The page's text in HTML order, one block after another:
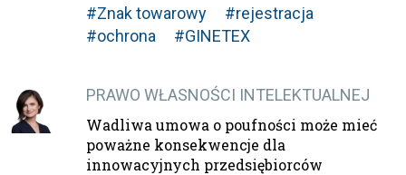
#Znak towarowy
#rejestracja
#ochrona
#GINETEX
PRAWO WŁASNOŚCI INTELEKTUALNEJ
Wadliwa umowa o poufności może mieć
poważne konsekwencje dla
innowacyjnych przedsiębiorców